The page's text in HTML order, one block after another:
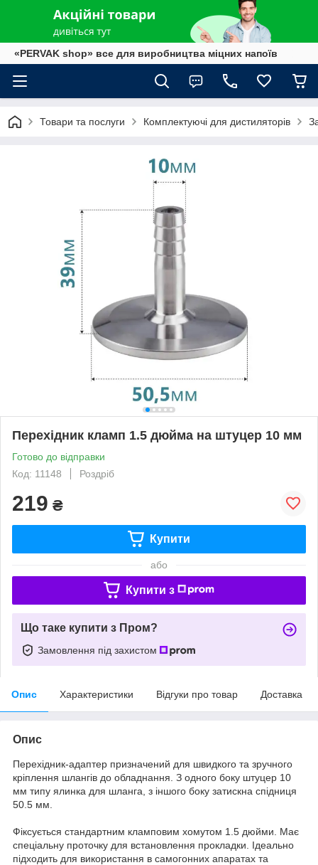
«PERVAK shop» все для виробництва міцних напоїв
Товари та послуги Комплектуючі для дистиляторів
Перехідник кламп 1.5 дюйма на штуцер 10 мм
Готово до відправки
Код: 11148
Роздріб
219 ₴
Купити
або
Купити з
Що таке купити з Пром?
Замовлення під захистом
Опис Характеристики Відгуки про товар Доставка
Опис
Перехідник-адаптер призначений для швидкого та зручного
кріплення шлангів до обладнання. З одного боку штуцер 10
мм типу ялинка для шланга, з іншого боку затискна спідниця
50.5 мм.
Фіксується стандартним кламповим хомутом 1.5 дюйми. Має
спеціальну проточку для встановлення прокладки. Ідеально
підходить для використання в самогонних апаратах та